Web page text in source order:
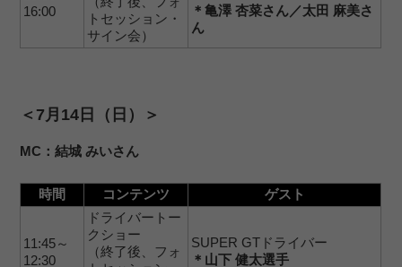
16:00
トセッション・
サイン会）
＊亀澤 杏菜さん／太田 麻美さ
ん
＜7月14日（日）＞
MC：結城 みいさん
時間 コンテンツ ゲスト
11:45～
12:30
ドライバートー
クショー
（終了後、フォ
SUPER GTドライバー
＊山下 健太選手